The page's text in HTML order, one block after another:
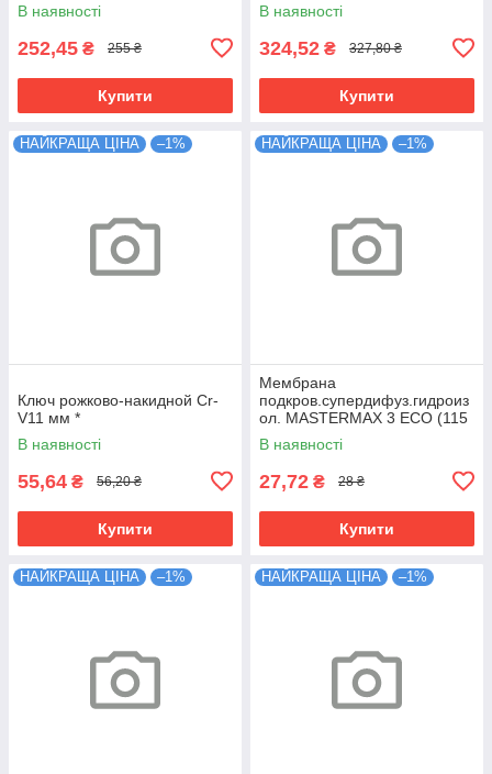
В наявності
252,45 ₴ 255 ₴
Купити
В наявності
324,52 ₴ 327,80 ₴
Купити
НАЙКРАЩА ЦІНА –1%
Ключ рожково-накидной Cr-
V11 мм *
В наявності
55,64 ₴ 56,20 ₴
Купити
НАЙКРАЩА ЦІНА –1%
Мембрана
подкров.супердифуз.гидроиз
ол. MASTERMAX 3 ECO (115
плотн, 75м.кв.)
В наявності
27,72 ₴ 28 ₴
Купити
НАЙКРАЩА ЦІНА –1% НАЙКРАЩА ЦІНА –1%